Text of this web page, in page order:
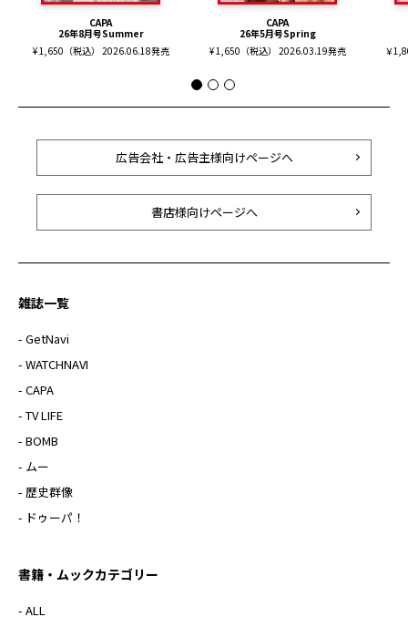
CAPA
26年8月号Summer
¥ 1,650（税込） 2026.06.18発売
CAPA
26年5月号Spring
¥ 1,650（税込） 2026.03.19発売
￥
広告会社・広告主様向けページへ
書店様向けページへ
雑誌一覧
- GetNavi
- WATCHNAVI
- CAPA
- TV LIFE
- BOMB
- ムー
- 歴史群像
- ドゥーパ！
書籍・ムックカテゴリー
- ALL